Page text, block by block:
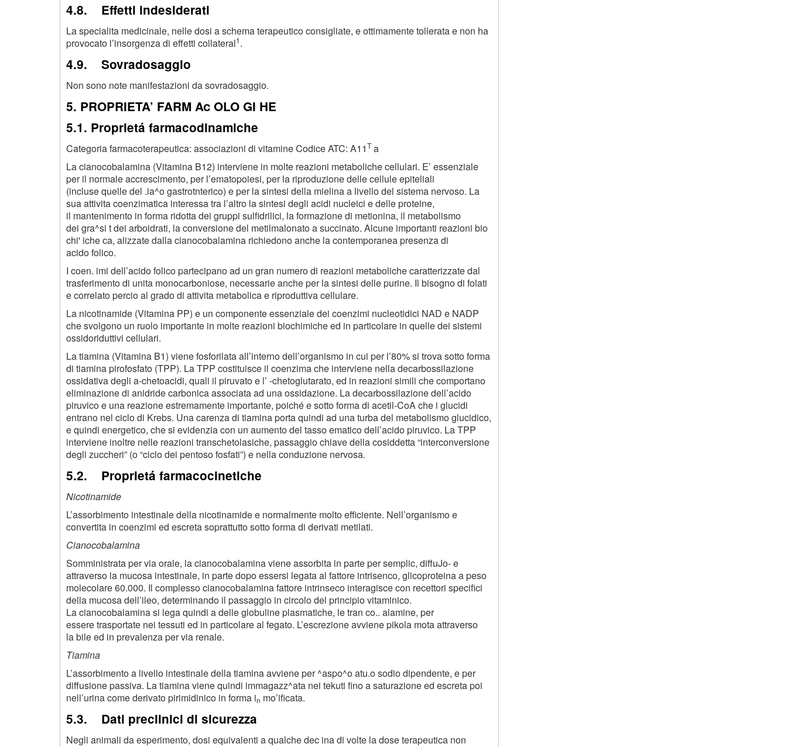
4.8. Effetti indesiderati
La specialita medicinale, nelle dosi a schema terapeutico consigliate, e ottimamente tollerata e non ha
provocato l’insorgenza di effetti collateral1.
4.9. Sovradosaggio
Non sono note manifestazioni da sovradosaggio.
5. PROPRIETA’ FARM Ac OLO GI HE
5.1. Proprietá farmacodinamiche
Categoria farmacoterapeutica: associazioni di vitamine Codice ATC: A11T a
La cianocobalamina (Vitamina B12) interviene in molte reazioni metaboliche cellulari. E’ essenziale
per il normale accrescimento, per l’ematopoiesi, per la riproduzione delle cellule epiteliali
(incluse quelle del .ia^o gastrotnterico) e per la sintesi della mielina a livello del sistema nervoso. La
sua attivita coenzimatica interessa tra l’altro la sintesi degli acidi nucleici e delle proteine,
il mantenimento in forma ridotta dei gruppi sulfidrilici, la formazione di metionina, il metabolismo
dei gra^si t dei arboidrati, la conversione del metilmalonato a succinato. Alcune importanti reazioni bio
chi' iche ca, alizzate dalla cianocobalamina richiedono anche la contemporanea presenza di
acido folico.
I coen. imi dell’acido folico partecipano ad un gran numero di reazioni metaboliche caratterizzate dal
trasferimento di unita monocarboniose, necessarie anche per la sintesi delle purine. Il bisogno di folati
e correlato percio al grado di attivita metabolica e riproduttiva cellulare.
La nicotinamide (Vitamina PP) e un componente essenziale dei coenzimi nucleotidici NAD e NADP
che svolgono un ruolo importante in molte reazioni biochimiche ed in particolare in quelle dei sistemi
ossidoriduttivi cellulari.
La tiamina (Vitamina B1) viene fosforilata all’interno dell’organismo in cui per l’80% si trova sotto forma
di tiamina pirofosfato (TPP). La TPP costituisce il coenzima che interviene nella decarbossilazione
ossidativa degli a-chetoacidi, quali il piruvato e l’ -chetoglutarato, ed in reazioni simili che comportano
eliminazione di anidride carbonica associata ad una ossidazione. La decarbossilazione dell’acido
piruvico e una reazione estremamente importante, poiché e sotto forma di acetil-CoA che i glucidi
entrano nel ciclo di Krebs. Una carenza di tiamina porta quindi ad una turba del metabolismo glucidico,
e quindi energetico, che si evidenzia con un aumento del tasso ematico dell’acido piruvico. La TPP
interviene inoltre nelle reazioni transchetolasiche, passaggio chiave della cosiddetta “interconversione
degli zuccheri” (o “ciclo dei pentoso fosfati”) e nella conduzione nervosa.
5.2. Proprietá farmacocinetiche
Nicotinamide
L’assorbimento intestinale della nicotinamide e normalmente molto efficiente. Nell’organismo e
convertita in coenzimi ed escreta soprattutto sotto forma di derivati metilati.
Cianocobalamina
Somministrata per via orale, la cianocobalamina viene assorbita in parte per semplic, diffuJo- e
attraverso la mucosa intestinale, in parte dopo essersi legata al fattore intrisenco, glicoproteina a peso
molecolare 60.000. Il complesso cianocobalamina fattore intrinseco interagisce con recettori specifici
della mucosa dell’ileo, determinando il passaggio in circolo del principio vitaminico.
La cianocobalamina si lega quindi a delle globuline plasmatiche, le tran co.. alamine, per
essere trasportate nei tessuti ed in particolare al fegato. L’escrezione avviene pikola mota attraverso
la bile ed in prevalenza per via renale.
Tiamina
L’assorbimento a livello intestinale della tiamina avviene per ^aspo^o atu.o sodio dipendente, e per
diffusione passiva. La tiamina viene quindi immagazz^ata nei tekuti fino a saturazione ed escreta poi
nell’urina come derivato pirimidinico in forma in mo’ificata.
5.3. Dati preclinici di sicurezza
Negli animali da esperimento, dosi equivalenti a qualche dec ina di volte la dose terapeutica non